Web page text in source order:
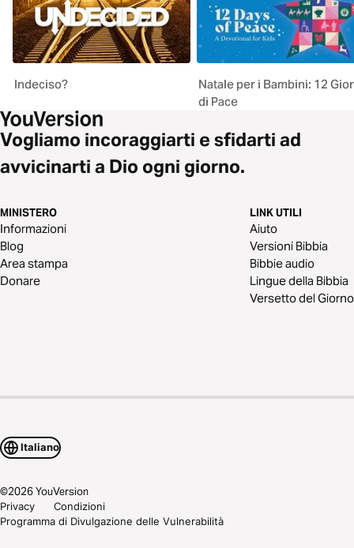
Indeciso?
Natale per i Bambini: 12
di Pace
Vogliamo incoraggiarti e sfidarti ad
avvicinarti a Dio ogni giorno.
MINISTERO
Informazioni
Blog
Area stampa
Donare
LINK UTILI
Aiuto
Versioni Bibbia
Bibbie audio
Lingue della Bibbia
Versetto del Giorno
Italiano
©2026YouVersion
Privacy
Condizioni
Programma di Divulgazione delle Vulnerabilità